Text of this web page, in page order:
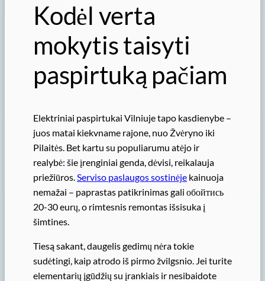
Kodėl verta
mokytis taisyti
paspirtuką pačiam
Elektriniai paspirtukai Vilniuje tapo kasdienybe –
juos matai kiekvname rajone, nuo Žvėryno iki
Pilaitės. Bet kartu su populiarumu atėjo ir
realybė: šie įrenginiai genda, dėvisi, reikalauja
priežiūros.Serviso paslaugos sostinėje kainuoja
nemažai – paprastas patikrinimas gali обойтись
20-30 eurų, o rimtesnis remontas išsisuka į
šimtines.
Tiesą sakant, daugelis gedimų nėra tokie
sudėtingi, kaip atrodo iš pirmo žvilgsnio. Jei turite
elementarių įgūdžių su įrankiais ir nesibaidote